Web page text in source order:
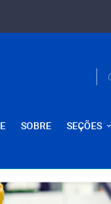
SOBRE SEÇÕES